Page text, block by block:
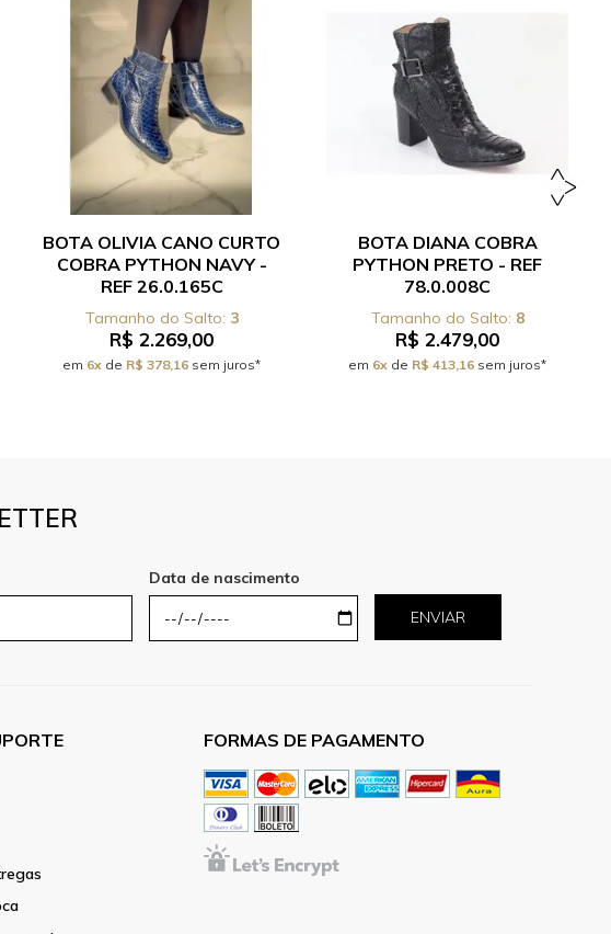
BOTA OLIVIA CANO CURTO
COBRA PYTHON NAVY -
REF 26.0.165C
3
R$ 2.269,00
em 6x de R$ 378,16 sem juros*
BOTA DIANA COBRA
PYTHON PRETO - REF
78.0.008C
8
R$ 2.479,00
em 6x de R$ 413,16 sem juros*
Data de nascimento
ENVIAR
FORMAS DE PAGAMENTO